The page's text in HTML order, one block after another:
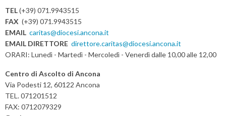
N
a
v
i
g
a
t
i
o
TEL(+39) 071.9943515
FAX (+39) 071.9943515
EMAIL caritas@diocesi.ancona.it
EMAIL DIRETTORE direttore.caritas@diocesi.ancona.it
ORARI: Lunedì - Martedì - Mercoledì - Venerdì dalle 10,00 alle 12,00
Centro di Ascolto di Ancona
Via Podesti 12, 60122 Ancona
TEL. 071201512
FAX: 0712079329